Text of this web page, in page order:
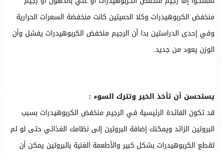
منخفض الكربوهيدرات وكلا الحميتين كانت منخفضة السعرات الحرارية
وفي إحدى الدراستين بدا أن الرجيم منخفض الكربوهيدرات يفشل وأن
الوزن يعود من جديد.
يستحسن أن تأخذ الخير وتترك السوء :
قد تكون الفائدة الرئيسية في الرجيم منخفض الكربوهيدرات بسبب
البروتين الزائد ويمكنك إضافة البروتين إلى نظامك الغذائي حتى لو لم
تقطع الكربوهيدرات بشكل كبير والأطعمة الغنية بالبروتين يمكن أن